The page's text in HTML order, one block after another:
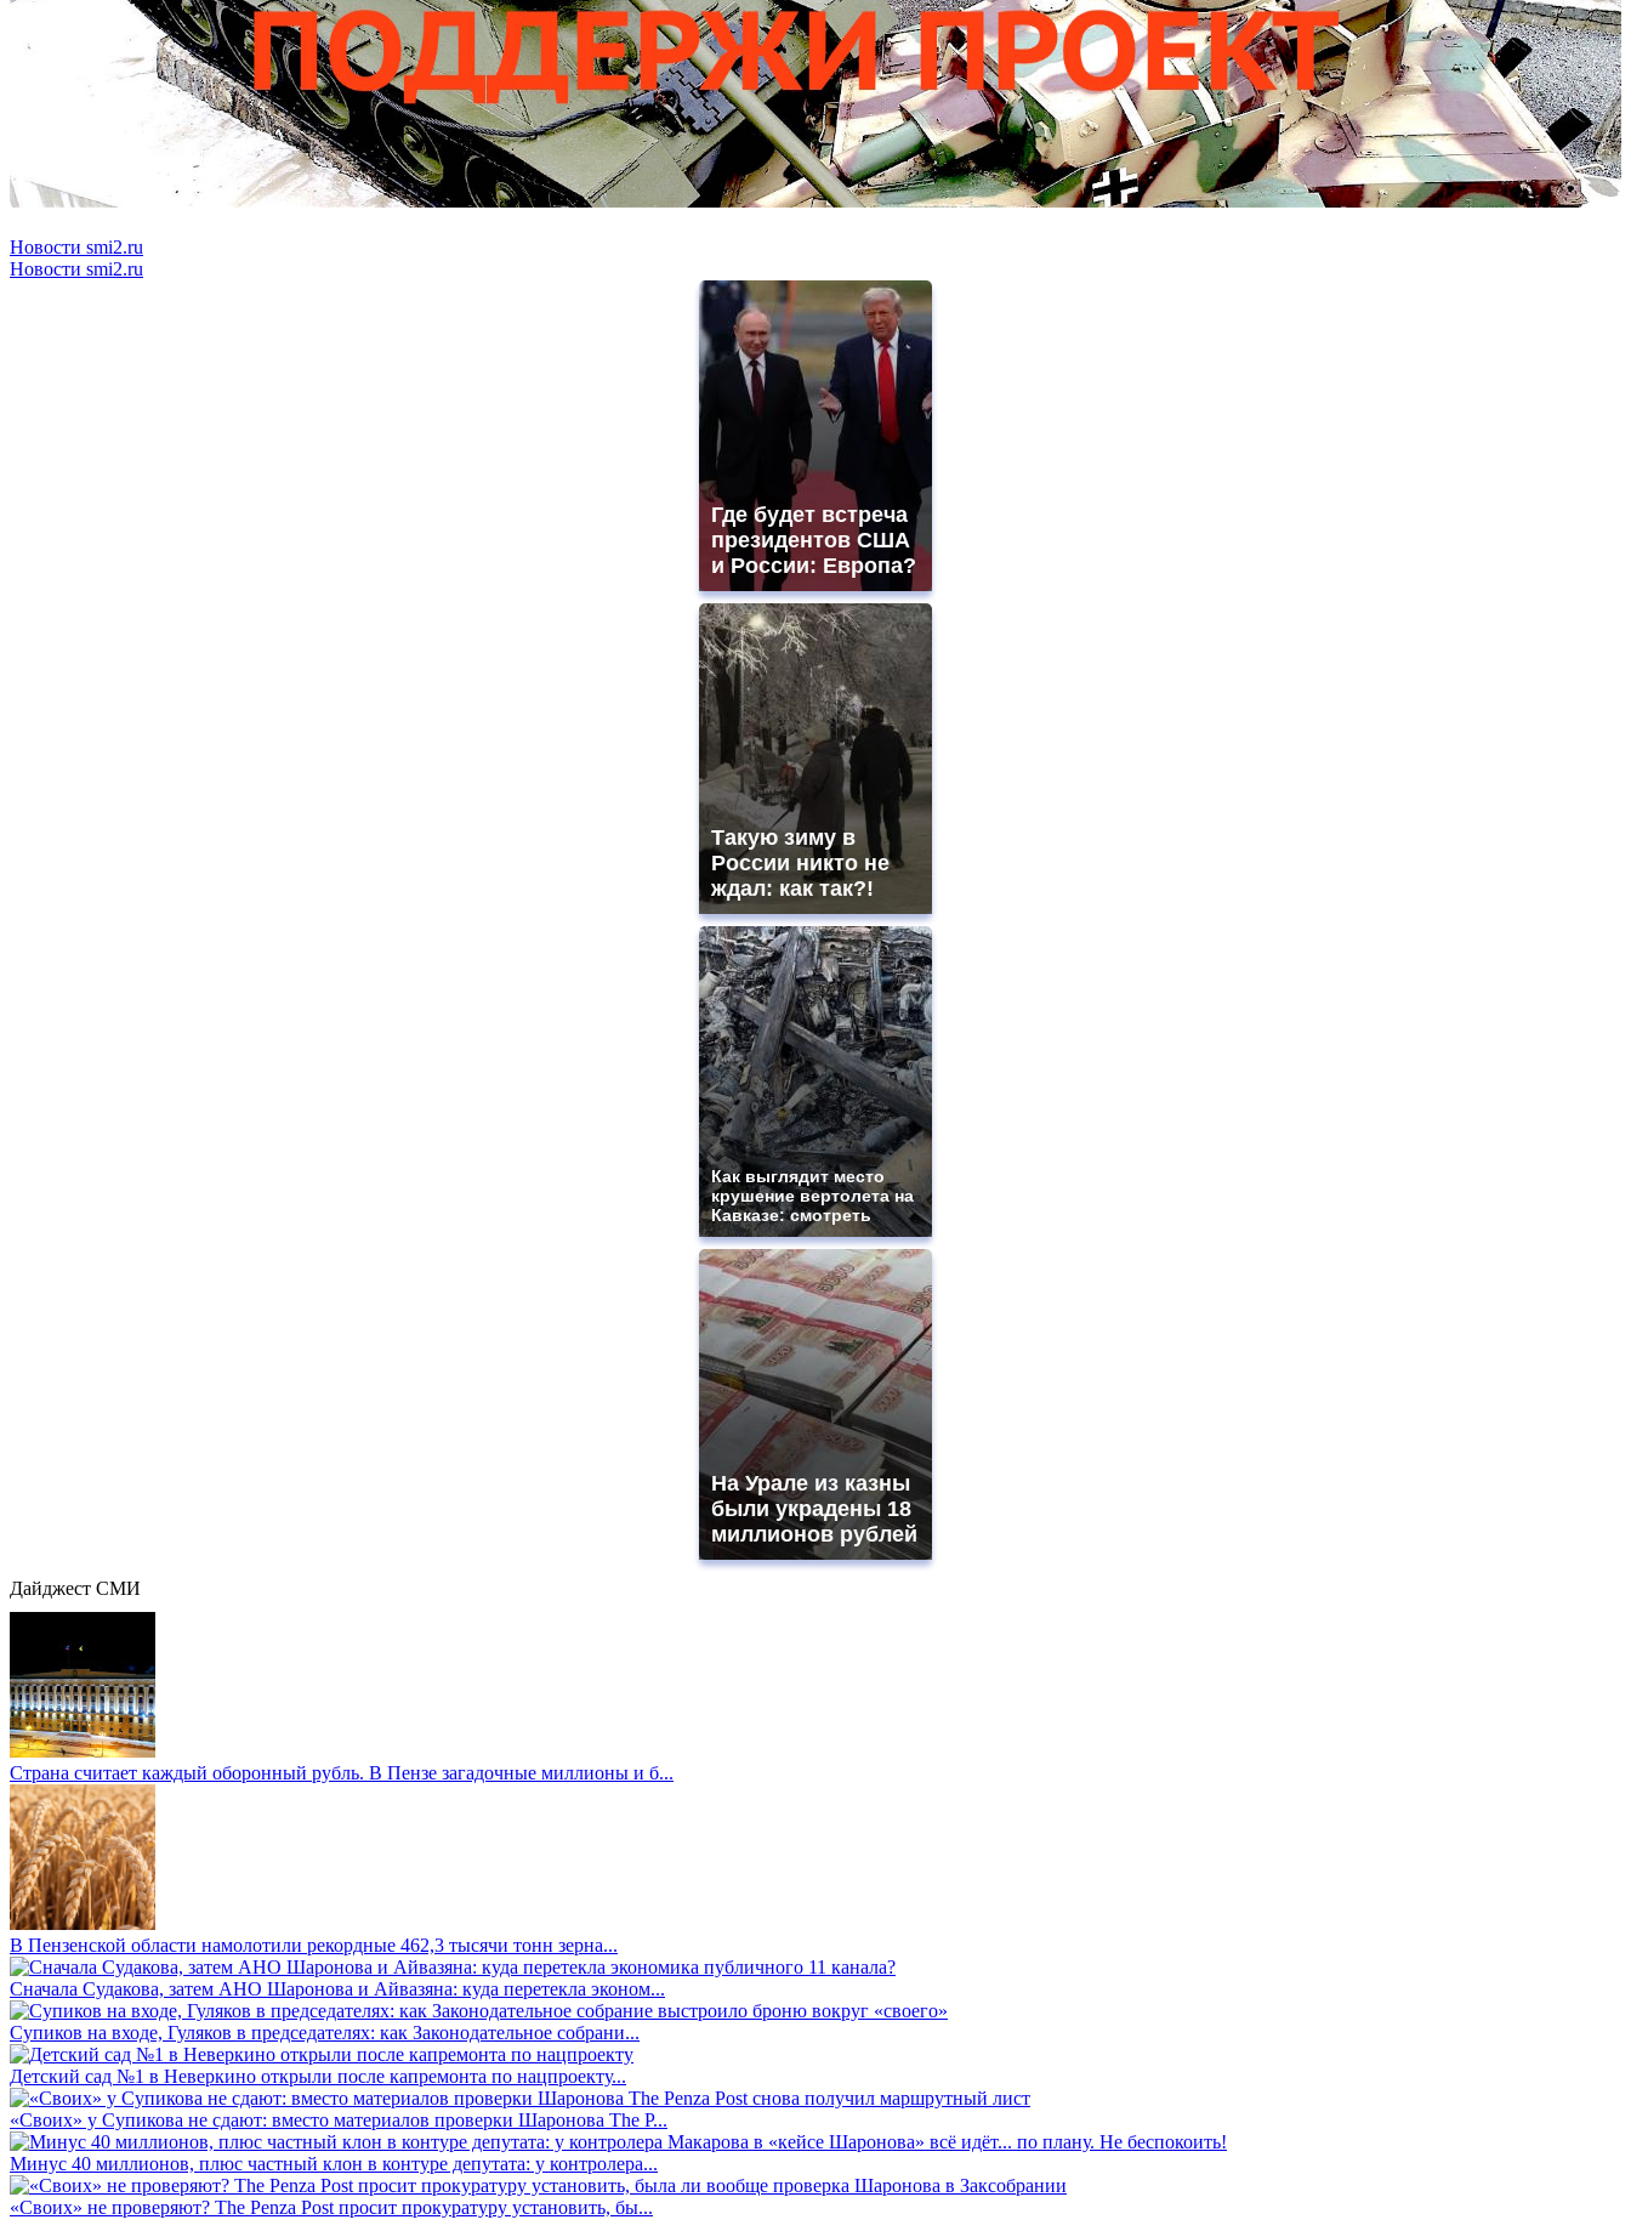
Новости smi2.ru
Новости smi2.ru
Где будет встреча
президентов США
и России: Европа?
Такую зиму в
России никто не
ждал: как так?!
Как выглядит место
крушение вертолета на
Кавказе: смотреть
На Урале из казны
были украдены 18
миллионов рублей
Дайджест СМИ
Страна считает каждый оборонный рубль. В Пензе загадочные миллионы и б...
В Пензенской области намолотили рекордные 462,3 тысячи тонн зерна...
Сначала Судакова, затем АНО Шаронова и Айвазяна: куда перетекла эконом...
Супиков на входе, Гуляков в председателях: как Законодательное собрани...
Детский сад №1 в Неверкино открыли после капремонта по нацпроекту...
«Своих» у Супикова не сдают: вместо материалов проверки Шаронова The P...
Минус 40 миллионов, плюс частный клон в контуре депутата: у контролера...
«Своих» не проверяют? The Penza Post просит прокуратуру установить, бы...